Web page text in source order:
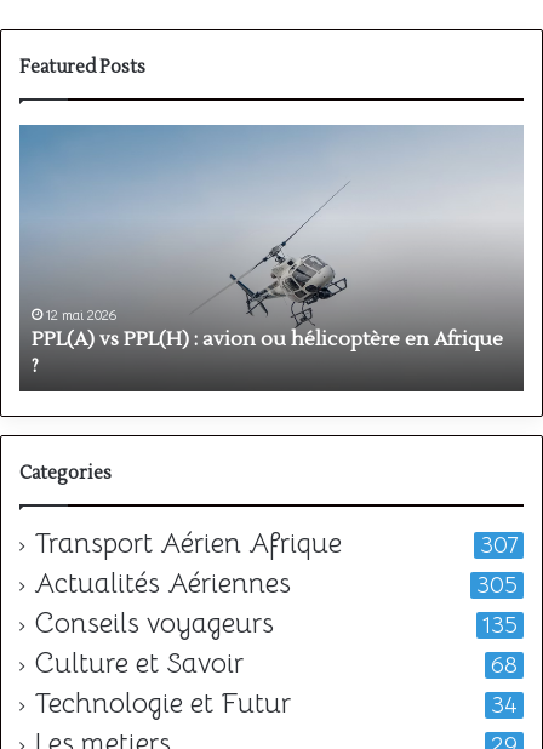
Featured Posts
en
Afrique
12 mai 2026
PPL(A) vs PPL(H) : avion ou hélicoptère en Afrique
?
Categories
Transport Aérien Afrique 307
Actualités Aériennes 305
Conseils voyageurs 135
Culture et Savoir 68
Technologie et Futur 34